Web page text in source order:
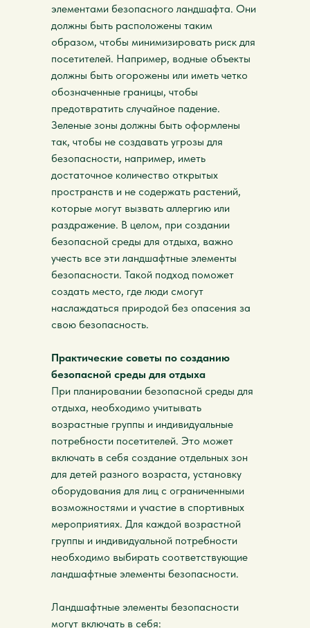
элементами безопасного ландшафта. Они
должны быть расположены таким
образом, чтобы минимизировать риск для
посетителей. Например, водные объекты
должны быть огорожены или иметь четко
обозначенные границы, чтобы
предотвратить случайное падение.
Зеленые зоны должны быть оформлены
так, чтобы не создавать угрозы для
безопасности, например, иметь
достаточное количество открытых
пространств и не содержать растений,
которые могут вызвать аллергию или
раздражение. В целом, при создании
безопасной среды для отдыха, важно
учесть все эти ландшафтные элементы
безопасности. Такой подход поможет
создать место, где люди смогут
наслаждаться природой без опасения за
свою безопасность.
Практические советы по созданию
безопасной среды для отдыха
При планировании безопасной среды для
отдыха, необходимо учитывать
возрастные группы и индивидуальные
потребности посетителей. Это может
включать в себя создание отдельных зон
для детей разного возраста, установку
оборудования для лиц с ограниченными
возможностями и участие в спортивных
мероприятиях. Для каждой возрастной
группы и индивидуальной потребности
необходимо выбирать соответствующие
ландшафтные элементы безопасности.
Ландшафтные элементы безопасности
могут включать в себя: